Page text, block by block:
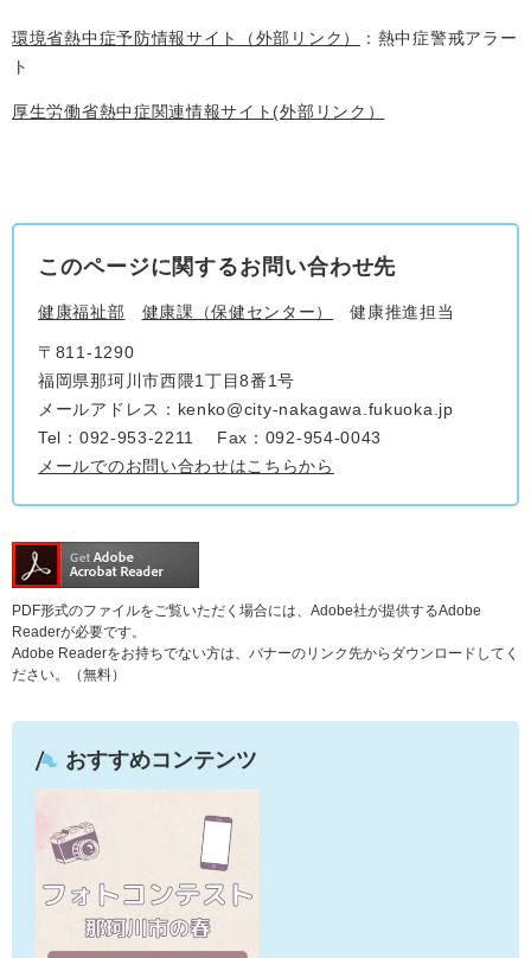
環境省熱中症予防情報サイト（外部リンク）
：熱中症警戒アラー
ト
厚生労働省熱中症関連情報サイト(外部リンク）
このページに関するお問い合わせ先
健康福祉部 健康課（保健センター） 健康推進担当
〒811-1290
福岡県那珂川市西隈1丁目8番1号
メールアドレス：kenko@city-nakagawa.fukuoka.jp
Tel：092-953-2211
Fax：092-954-0043
メールでのお問い合わせはこちらから
PDF形式のファイルをご覧いただく場合には、Adobe社が提供するAdobe
Readerが必要です。
Adobe Readerをお持ちでない方は、バナーのリンク先からダウンロードしてく
ださい。（無料）
おすすめコンテンツ